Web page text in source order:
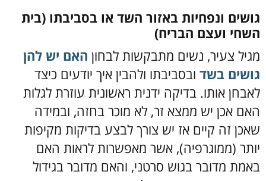
גושים ונפחיות באזור השד או בסביבתו (בית
השחי ועצם הבריח)
מגיל צעיר, נשים מתבקשות לבחון האם יש להן
גושים בשד ובסביבתו ולהבין איך יודעים כיצד
לאבחן אותו. בדיקה ידנית ראשונית עוזרת לגלות
האם אכן יש ממצא זר, לא מוכר בחזה, ובמידה
שאכן זה קיים אז יש צורך לבצע בדיקות מקיפות
יותר (ממוגרפיה), אשר מאפשרות לראות האם
באמת מדובר בגוש סרטני, והאם מדובר בגידול